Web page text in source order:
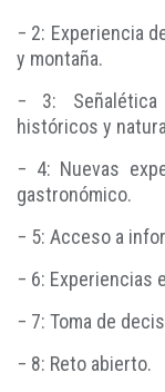
− 2: Experiencia
y montaña.
− 3:
históricos y
− 4: Nuevas
gastronómico.
− 5: Acceso a
− 6: Experiencias
− 7: Toma de
− 8: Reto abierto.